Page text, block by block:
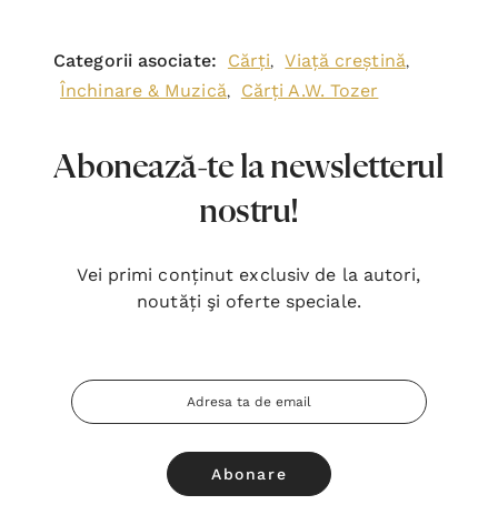
Categorii asociate: Cărți, Viață creștină,
Închinare & Muzică, Cărți A.W. Tozer
Abonează-te la newsletterul
nostru!
Vei primi conținut exclusiv de la autori,
noutăți şi oferte speciale.
Adresa
Email